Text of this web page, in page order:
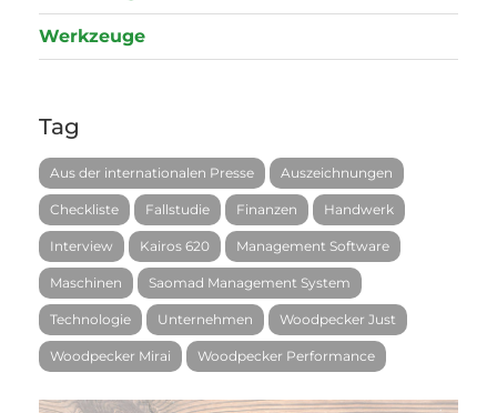
Werkzeuge
Tag
Aus der internationalen Presse Auszeichnungen
Checkliste Fallstudie Finanzen Handwerk
Interview Kairos 620 Management Software
Maschinen Saomad Management System
Technologie Unternehmen Woodpecker Just
Woodpecker Mirai Woodpecker Performance